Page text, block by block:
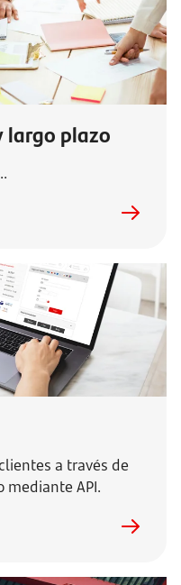
largo plazo
a través de
mediante API.